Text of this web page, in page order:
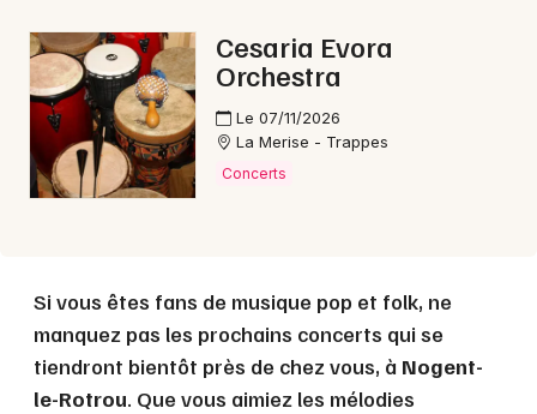
28 - Eure-et-Loir
Mon email
Cesaria Evora
Orchestra
Le 07/11/2026
La Merise - Trappes
Concerts
Si vous êtes fans de musique pop et folk, ne
manquez pas les prochains concerts qui se
tiendront bientôt près de chez vous, à Nogent-
le-Rotrou. Que vous aimiez les mélodies